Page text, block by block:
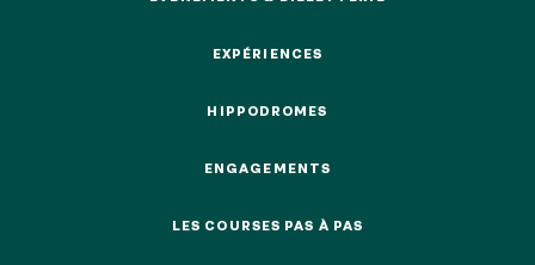
EXPÉRIENCES
HIPPODROMES
ENGAGEMENTS
LES COURSES PAS À PAS